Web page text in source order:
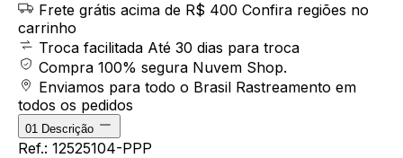
Frete grátis acima de R$ 400 Confira regiões no
carrinho
Troca facilitada Até 30 dias para troca
Compra 100% segura Nuvem Shop.
Enviamos para todo o Brasil Rastreamento em
todos os pedidos
01 Descrição
Ref.: 12525104-PPP